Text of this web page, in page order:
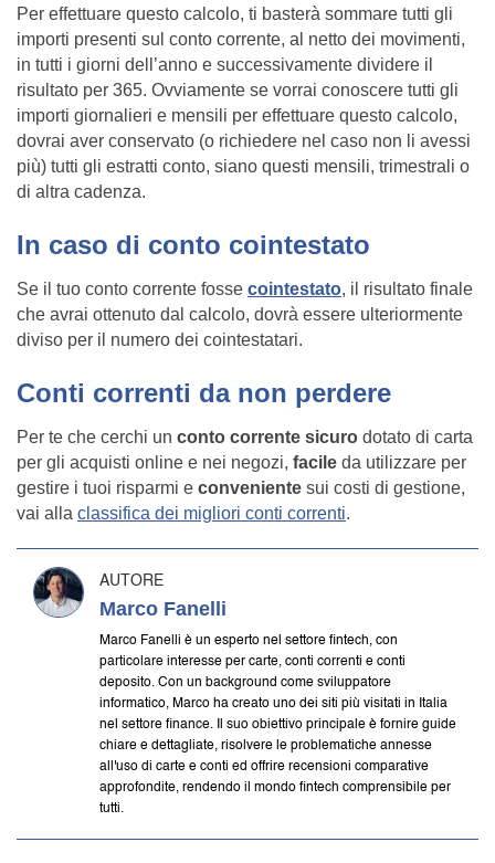
Per effettuare questo calcolo, ti basterà sommare tutti gli
importi presenti sul conto corrente, al netto dei movimenti,
in tutti i giorni dell’anno e successivamente dividere il
risultato per 365. Ovviamente se vorrai conoscere tutti gli
importi giornalieri e mensili per effettuare questo calcolo,
dovrai aver conservato (o richiedere nel caso non li avessi
più) tutti gli estratti conto, siano questi mensili, trimestrali o
di altra cadenza.
In caso di conto cointestato
Se il tuo conto corrente fosse cointestato, il risultato finale
che avrai ottenuto dal calcolo, dovrà essere ulteriormente
diviso per il numero dei cointestatari.
Conti correnti da non perdere
Per te che cerchi un conto corrente sicuro dotato di carta
per gli acquisti online e nei negozi, facile da utilizzare per
gestire i tuoi risparmi e conveniente sui costi di gestione,
vai alla classifica dei migliori conti correnti.
AUTORE
Marco Fanelli
Marco Fanelli è un esperto nel settore fintech, con
particolare interesse per carte, conti correnti e conti
deposito. Con un background come sviluppatore
informatico, Marco ha creato uno dei siti più visitati in Italia
nel settore finance. Il suo obiettivo principale è fornire guide
chiare e dettagliate, risolvere le problematiche annesse
all'uso di carte e conti ed offrire recensioni comparative
approfondite, rendendo il mondo fintech comprensibile per
tutti.